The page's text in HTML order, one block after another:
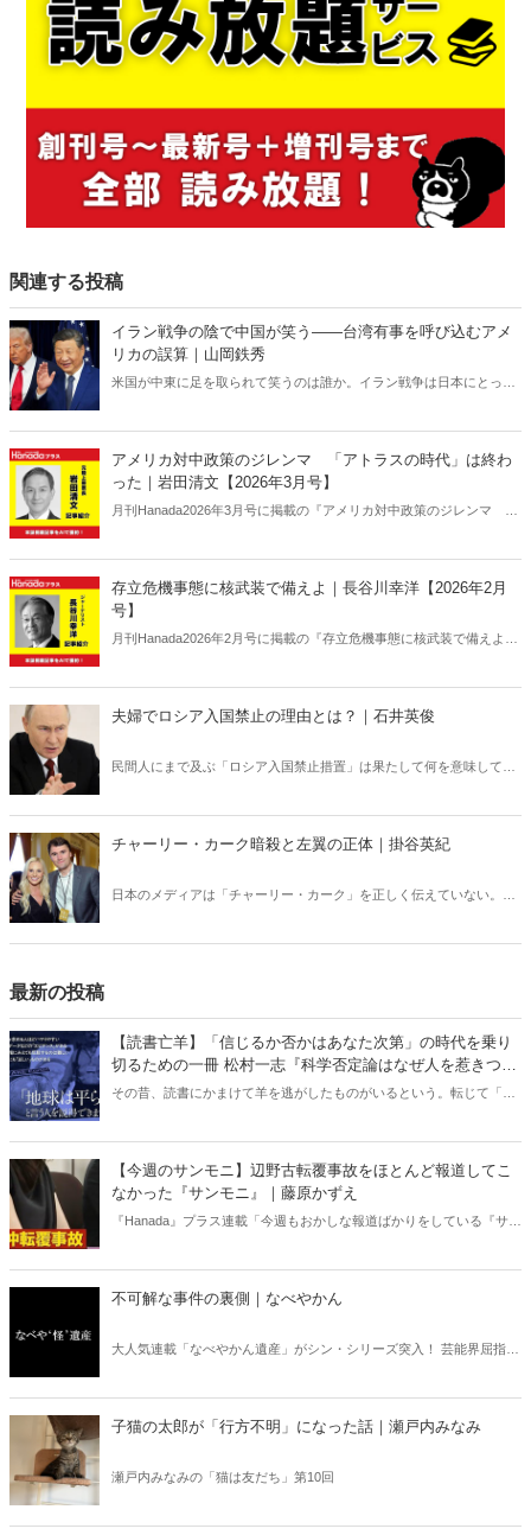
関連する投稿
イラン戦争の陰で中国が笑う――台湾有事を呼び込むアメ
リカの誤算｜山岡鉄秀
米国が中東に足を取られて笑うのは誰か。イラン戦争は日本にとって
アメリカ対中政策のジレンマ 「アトラスの時代」は終わ
った｜岩田清文【2026年3月号】
月刊Hanada2026年3月号に掲載の『アメリカ対中政策のジレンマ
存立危機事態に核武装で備えよ｜長谷川幸洋【2026年2月
号】
月刊Hanada2026年2月号に掲載の『存立危機事態に核武装で備えよ｜
夫婦でロシア入国禁止の理由とは？｜石井英俊
民間人にまで及ぶ「ロシア入国禁止措置」は果たして何を意味してい
チャーリー・カーク暗殺と左翼の正体｜掛谷英紀
日本のメディアは「チャーリー・カーク」を正しく伝えていない。カ
最新の投稿
【読書亡羊】「信じるか否かはあなた次第」の時代を乗り
切るための一冊 松村一志『科学否定論はなぜ人を惹きつけ
るのか』（ちくま新書）｜梶原麻衣子
その昔、読書にかまけて羊を逃がしたものがいるという。転じて「読
ある。元月刊『Hanada』編集部員のライター・梶原がお送りする時事
書評！
【今週のサンモニ】辺野古転覆事故をほとんど報道してこ
なかった『サンモニ』｜藤原かずえ
『Hanada』プラス連載「今週もおかしな報道ばかりをしている『サン
不可解な事件の裏側｜なべやかん
大人気連載「なべやかん遺産」がシン・シリーズ突入！ 芸能界屈指の
信じるか信じないかは、あなた次第！ 芸能ニュース
子猫の太郎が「行方不明」になった話｜瀬戸内みなみ
瀬戸内みなみの「猫は友だち」第10回